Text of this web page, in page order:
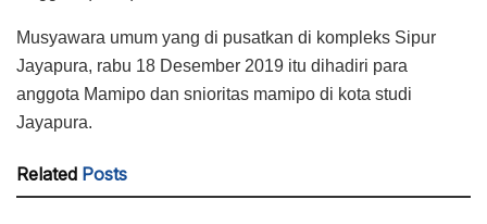
Musyawara umum yang di pusatkan di kompleks Sipur
Jayapura, rabu 18 Desember 2019 itu dihadiri para
anggota Mamipo dan snioritas mamipo di kota studi
Jayapura.
Related Posts